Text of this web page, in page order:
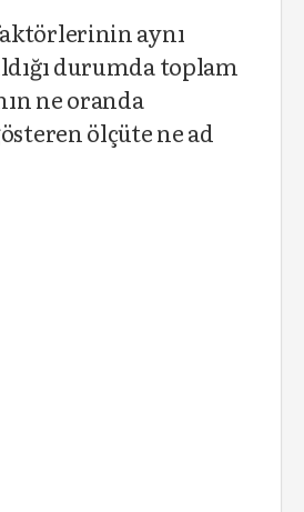
aynı
durumda toplam
ne oranda
ölçüte ne ad